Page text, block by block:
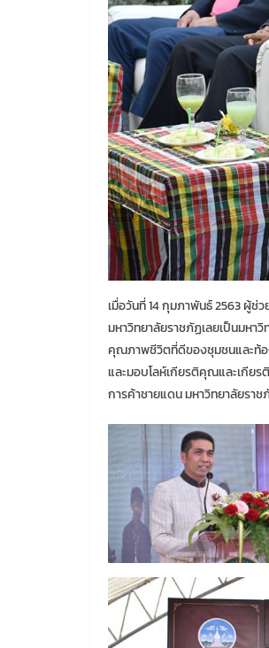
เมื่อวันที่ 14 กุมภาพันธ์ 2563 ผู้ช่
มหาวิทยาลัยราชภัฏเลยเป็นมห
คุณภาพชีวิตที่ดีของชุมชนและท้อ
และมอบโลห์เกียรติคุณและเกีย
การค้าชายแดน มหาวิทยาลัยราช